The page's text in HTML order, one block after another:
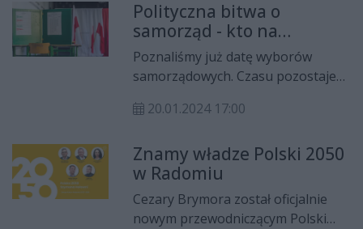
Witkowskiego znalazło się sześciu
przedstawicieli tego ugrupowania.
Polityczna bitwa o
samorząd - kto na
prezydenta, kto na
radnego?
Poznaliśmy już datę wyborów
samorządowych. Czasu pozostaje
będziemy poznawać komitety i
rad miasta, powiatu czy sejmiku. Jak
polityczno-samorządowa
układanka może wyglądać w
przypadku Radomia?
20.01.2024 17:00
Znamy władze Polski 2050
w Radomiu
Cezary Brymora został oficjalnie
nowym przewodniczącym Polski